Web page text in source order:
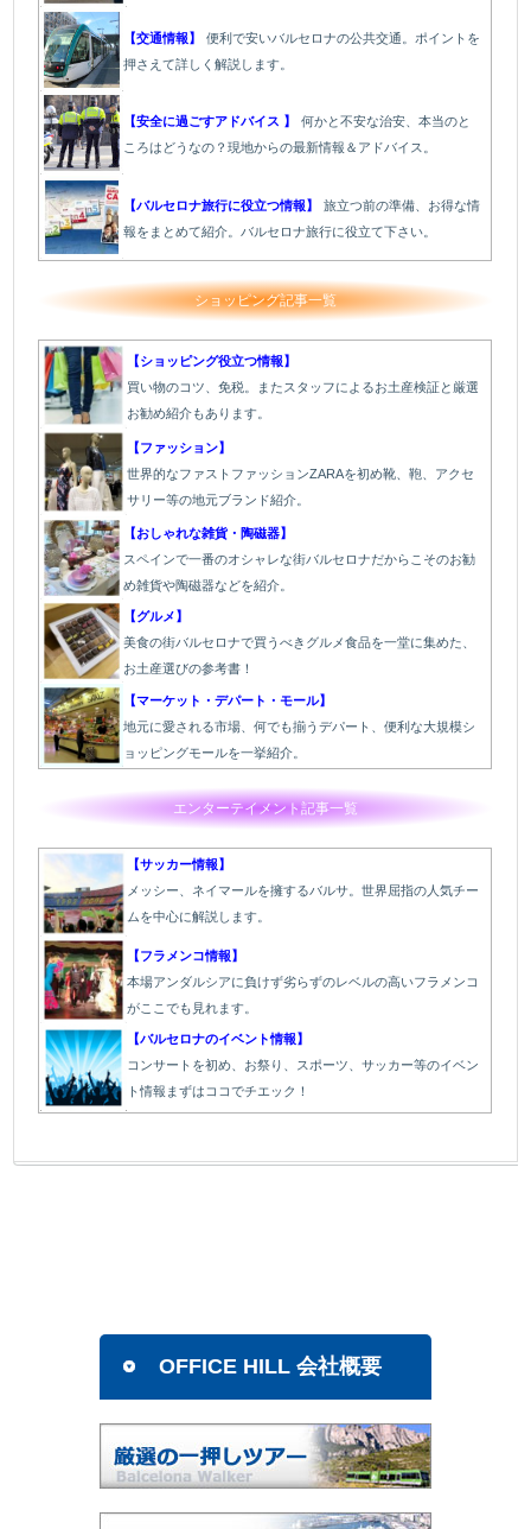
【交通情報】
便利で安いバルセロナの公共交通。ポイントを
押さえて詳しく解説します。
【安全に過ごすアドバイス 】
何かと不安な治安、本当のと
ころはどうなの？現地からの最新情報＆アドバイス。
【バルセロナ旅行に役立つ情報】
旅立つ前の準備、お得な情
報をまとめて紹介。バルセロナ旅行に役立て下さい。
ショッピング記事一覧
【ショッピング役立つ情報】
買い物のコツ、免税。またスタッフによるお土産検証と厳選
お勧め紹介もあります。
【ファッション】
世界的なファストファッションZARAを初め靴、鞄、アクセ
サリー等の地元ブランド紹介。
【おしゃれな雑貨・陶磁器】
スペインで一番のオシャレな街バルセロナだからこそのお勧
め雑貨や陶磁器などを紹介。
【グルメ】
美食の街バルセロナで買うべきグルメ食品を一堂に集めた、
お土産選びの参考書！
【マーケット・デパート・モール】
地元に愛される市場、何でも揃うデパート、便利な大規模シ
ョッピングモールを一挙紹介。
エンターテイメント記事一覧
【サッカー情報】
メッシー、ネイマールを擁するバルサ。世界屈指の人気チー
ムを中心に解説します。
【フラメンコ情報】
本場アンダルシアに負けず劣らずのレベルの高いフラメンコ
がここでも見れます。
【バルセロナのイベント情報】
コンサートを初め、お祭り、スポーツ、サッカー等のイベン
ト情報まずはココでチエック！
OFFICE HILL 会社概要